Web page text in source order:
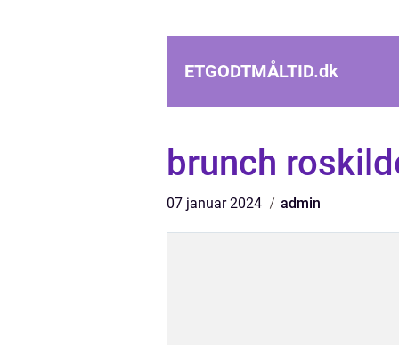
ETGODTMÅLTID.dk
brunch
07 januar 2024 admin